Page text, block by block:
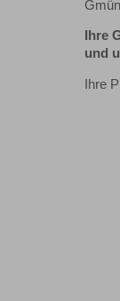
Ihre
und
Ihre